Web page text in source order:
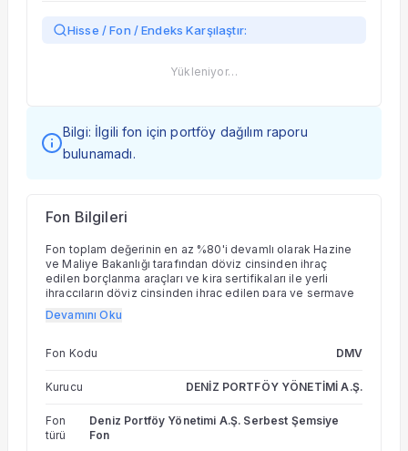
Hisse / Fon / Endeks Karşılaştır:
Yükleniyor…
Bilgi: İlgili fon için portföy dağılım raporu
bulunamadı.
Fon Bilgileri
Fon toplam değerinin en az %80'i devamlı olarak Hazine
ve Maliye Bakanlığı tarafından döviz cinsinden ihraç
edilen borçlanma araçları ve kira sertifikaları ile yerli
ihraççıların döviz cinsinden ihraç edilen para ve sermaye
piyasası araçlarına yatırılacaktır. Fon toplam değerinin geri
kalan kısmı ise TL cinsinden para ve sermaye piyasası
piyasası araçlarına yatırılabilir. Fon'un ana amacı ağırlıklı
araçlarına yatırım yaparak döviz bazında getiri yaratmayı
sağlamaktır. Diğer taraftan, yukarıdaki portföy
(TL) cinsinden para ve sermaye piyasası araçlarına
ve/veya yabancı ihraççıların para ve sermaye piyasası
Devamını Oku
Fon Kodu DMV
Kurucu DENİZ PORTFÖY YÖNETİMİ A.Ş.
Fon
türü
Deniz Portföy Yönetimi A.Ş. Serbest Şemsiye
Fon